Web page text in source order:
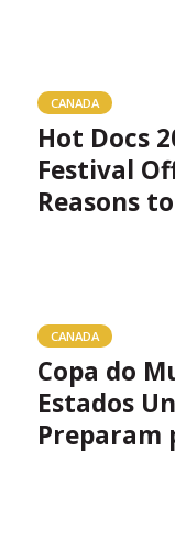
CANADA
Hot Docs
Festival
Reasons
CANADA
Copa do
Estados
Preparam